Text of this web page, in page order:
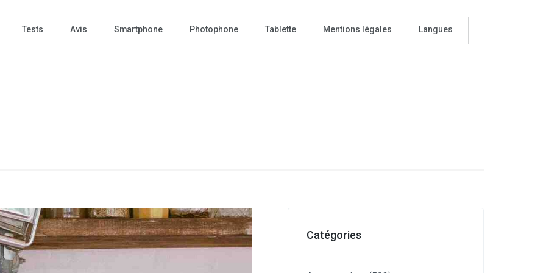
Tests Avis Smartphone Photophone Tablette Mentions légales Langues
Catégories